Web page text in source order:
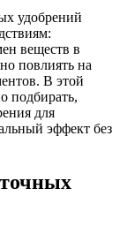
удобрений
веществ в
повлиять на
В этой
подбирать,
для
эффект без